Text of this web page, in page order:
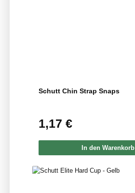
Schutt Chin Strap Snaps
Regulärer Preis:
1,17 €
In den Warenkorb